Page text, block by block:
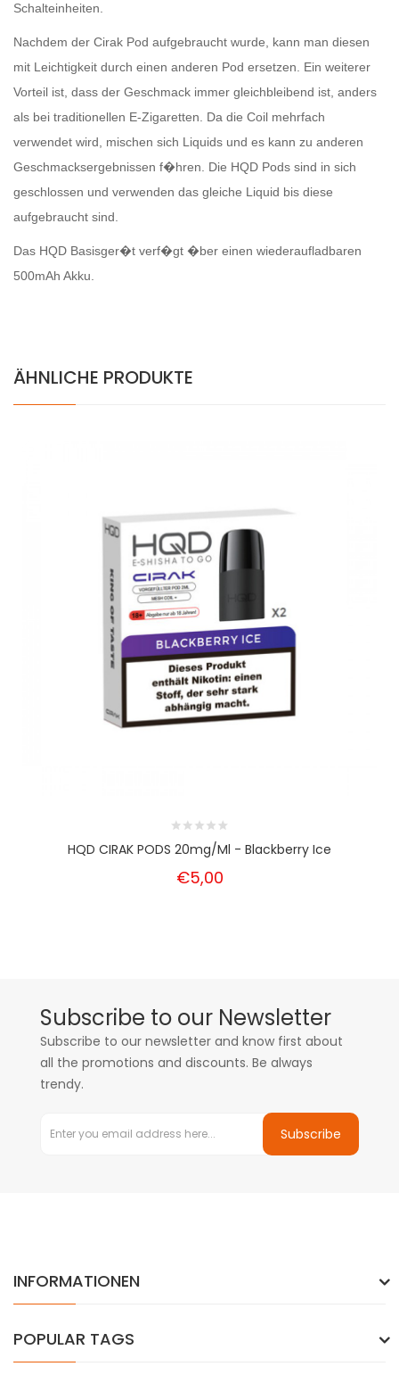
Schalteinheiten.
Nachdem der Cirak Pod aufgebraucht wurde, kann man diesen
mit Leichtigkeit durch einen anderen Pod ersetzen. Ein weiterer
Vorteil ist, dass der Geschmack immer gleichbleibend ist, anders
als bei traditionellen E-Zigaretten. Da die Coil mehrfach
verwendet wird, mischen sich Liquids und es kann zu anderen
Geschmacksergebnissen f�hren. Die HQD Pods sind in sich
geschlossen und verwenden das gleiche Liquid bis diese
aufgebraucht sind.
Das HQD Basisger�t verf�gt �ber einen wiederaufladbaren
500mAh Akku.
ÄHNLICHE PRODUKTE
HQD CIRAK PODS 20mg/ml - Blackberry Ice
€5,00
Subscribe to our Newsletter
Subscribe to our newsletter and know first about
all the promotions and discounts. Be always
trendy.
Subscribe
INFORMATIONEN
POPULAR TAGS